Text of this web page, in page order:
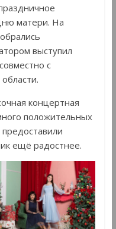
матери. На
выступил
с
концертная
положительных
ещё радостнее.